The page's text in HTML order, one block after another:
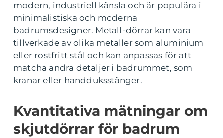
modern, industriell känsla och är populära i
minimalistiska och moderna
badrumsdesigner. Metall-dörrar kan vara
tillverkade av olika metaller som aluminium
eller rostfritt stål och kan anpassas för att
matcha andra detaljer i badrummet, som
kranar eller handduksstänger.
Kvantitativa mätningar om
skjutdörrar för badrum